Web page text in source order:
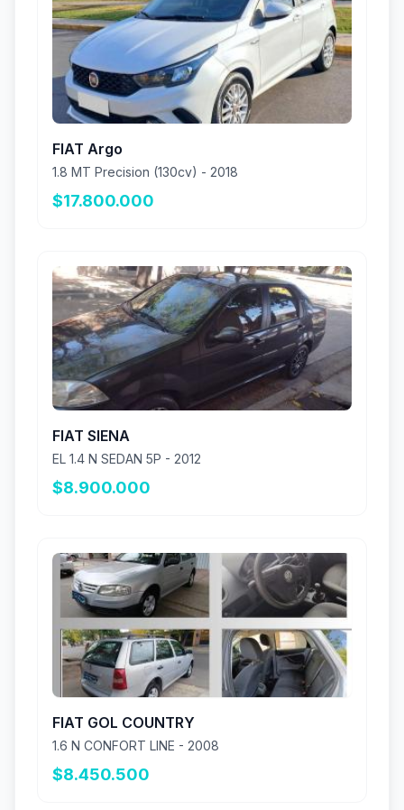
FIAT Argo
1.8 MT Precision (130cv) - 2018
$17.800.000
FIAT SIENA
EL 1.4 N SEDAN 5P - 2012
$8.900.000
FIAT GOL COUNTRY
1.6 N CONFORT LINE - 2008
$8.450.500